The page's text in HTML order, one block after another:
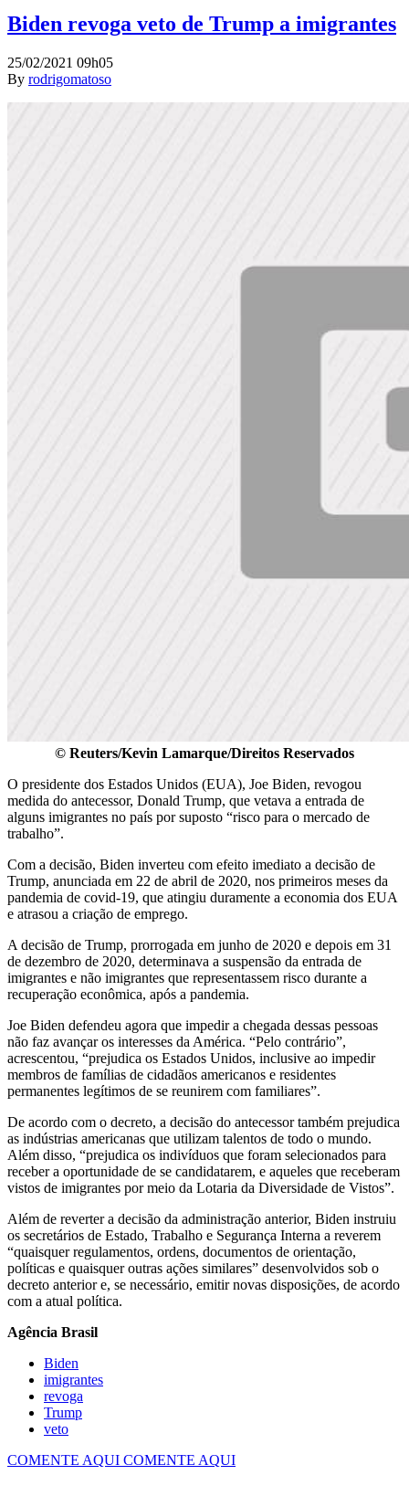
Biden revoga veto de Trump a imigrantes
25/02/2021 09h05
By rodrigomatoso
© Reuters/Kevin Lamarque/Direitos Reservados
O presidente dos Estados Unidos (EUA), Joe Biden, revogou
medida do antecessor, Donald Trump, que vetava a entrada de
alguns imigrantes no país por suposto “risco para o mercado de
trabalho”.
Com a decisão, Biden inverteu com efeito imediato a decisão de
Trump, anunciada em 22 de abril de 2020, nos primeiros meses da
pandemia de covid-19, que atingiu duramente a economia dos EUA
e atrasou a criação de emprego.
A decisão de Trump, prorrogada em junho de 2020 e depois em 31
de dezembro de 2020, determinava a suspensão da entrada de
imigrantes e não imigrantes que representassem risco durante a
recuperação econômica, após a pandemia.
Joe Biden defendeu agora que impedir a chegada dessas pessoas
não faz avançar os interesses da América. “Pelo contrário”,
acrescentou, “prejudica os Estados Unidos, inclusive ao impedir
membros de famílias de cidadãos americanos e residentes
permanentes legítimos de se reunirem com familiares”.
De acordo com o decreto, a decisão do antecessor também prejudica
as indústrias americanas que utilizam talentos de todo o mundo.
Além disso, “prejudica os indivíduos que foram selecionados para
receber a oportunidade de se candidatarem, e aqueles que receberam
vistos de imigrantes por meio da Lotaria da Diversidade de Vistos”.
Além de reverter a decisão da administração anterior, Biden instruiu
os secretários de Estado, Trabalho e Segurança Interna a reverem
“quaisquer regulamentos, ordens, documentos de orientação,
políticas e quaisquer outras ações similares” desenvolvidos sob o
decreto anterior e, se necessário, emitir novas disposições, de acordo
com a atual política.
Agência Brasil
Biden
imigrantes
revoga
Trump
veto
COMENTE AQUI COMENTE AQUI